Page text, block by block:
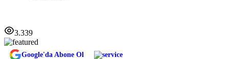
3.339
Google'da Abone Ol